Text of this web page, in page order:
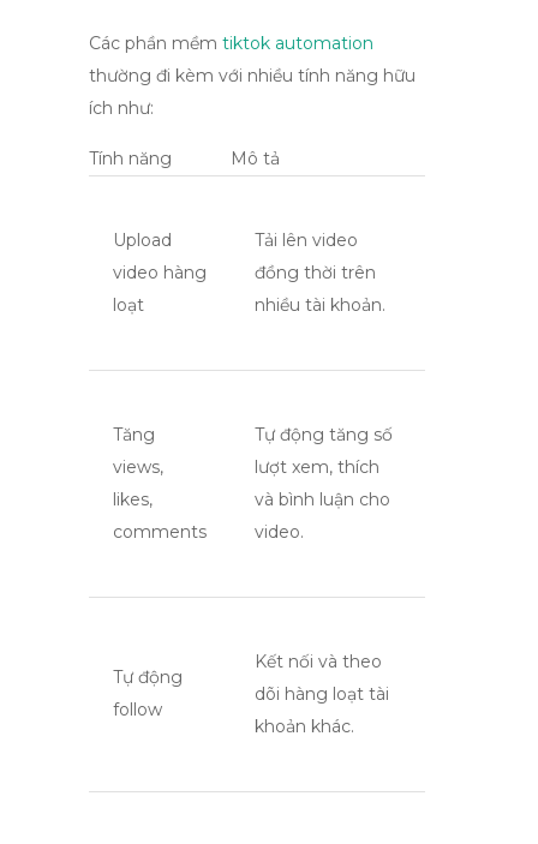
Các phần mềm tiktok automation
thường đi kèm với nhiều tính năng hữu
ích như:
Tính năng Mô tả
Upload
video hàng
loạt
Tải lên video
đồng thời trên
nhiều tài khoản.
Tăng
views,
likes,
comments
Tự động tăng số
lượt xem, thích
và bình luận cho
video.
Tự động
follow
Kết nối và theo
dõi hàng loạt tài
khoản khác.